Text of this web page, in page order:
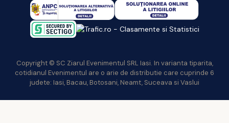
Copyright © SC Ziarul Evenimentul SRL Iasi. In varianta tiparita,
cotidianul Evenimentul are o arie de distributie care cuprinde 6
judete: Iasi, Bacau, Botosani, Neamt, Suceava si Vaslui